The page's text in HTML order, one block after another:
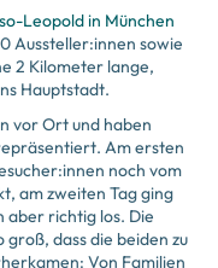
Leopold in München
Aussteller:innen sowie
2 Kilometer lange,
Hauptstadt.
vor Ort und haben
Am ersten
noch vom
am zweiten Tag ging
aber richtig los. Die
dass die beiden zu
Von Familien